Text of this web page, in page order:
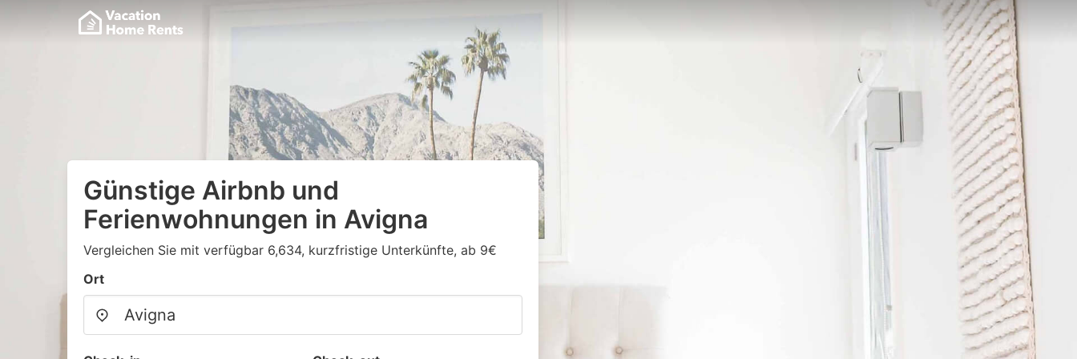
Günstige Airbnb und
Ferienwohnungen in Avigna
Vergleichen Sie mit verfügbar 6,634, kurzfristige Unterkünfte, ab 9€
Ort